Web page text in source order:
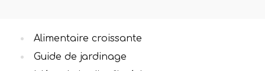
Alimentaire croissante
Guide de jardinage